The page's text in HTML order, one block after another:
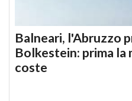
Balneari, l'Abruzzo
Bolkestein: prima la
coste